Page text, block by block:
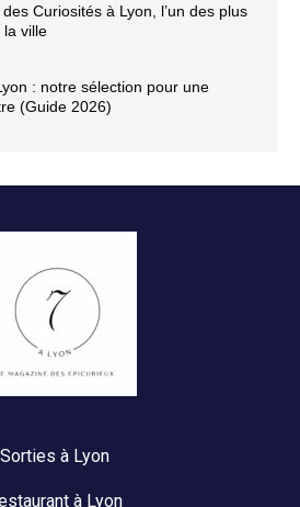
Curiosités à Lyon, l’un des plus
la ville
: notre sélection pour une
(Guide 2026)
Sorties à Lyon
à Lyon